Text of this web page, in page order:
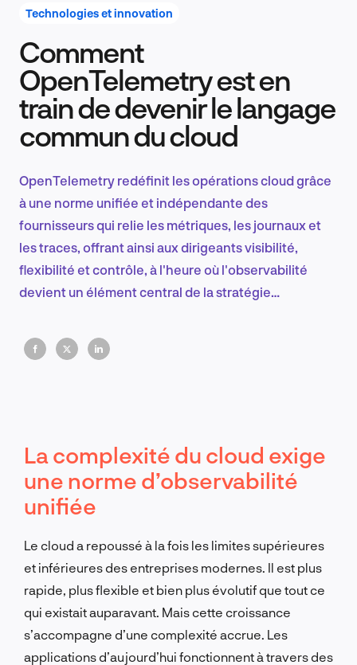
Recherche et conception produit
Tendances sectorielles
EN
FR
Technologies et innovation
Comment
OpenTelemetry est en
train de devenir le langage
commun du cloud
OpenTelemetry redéfinit les opérations cloud grâce
à une norme unifiée et indépendante des
fournisseurs qui relie les métriques, les journaux et
les traces, offrant ainsi aux dirigeants visibilité,
flexibilité et contrôle, à l'heure où l'observabilité
devient un élément central de la stratégie
La complexité du cloud exige
une norme d’observabilité
unifiée
Le cloud a repoussé à la fois les limites supérieures
et inférieures des entreprises modernes. Il est plus
rapide, plus flexible et bien plus évolutif que tout ce
qui existait auparavant. Mais cette croissance
s’accompagne d’une complexité accrue. Les
applications d’aujourd’hui fonctionnent à travers des